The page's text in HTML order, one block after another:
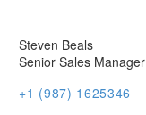
Steven Beals
Senior Sales Manager
+1 (987) 1625346